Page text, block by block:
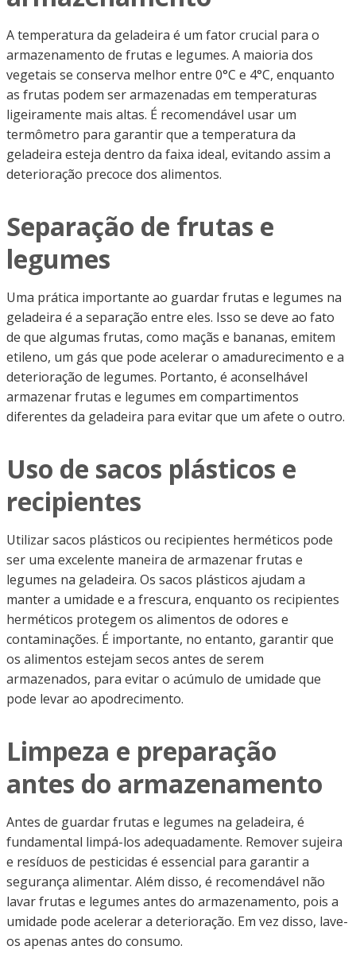
A temperatura da geladeira é um fator crucial para o
armazenamento de frutas e legumes. A maioria dos
vegetais se conserva melhor entre 0°C e 4°C, enquanto
as frutas podem ser armazenadas em temperaturas
ligeiramente mais altas. É recomendável usar um
termômetro para garantir que a temperatura da
geladeira esteja dentro da faixa ideal, evitando assim a
deterioração precoce dos alimentos.
Separação de frutas e
legumes
Uma prática importante ao guardar frutas e legumes na
geladeira é a separação entre eles. Isso se deve ao fato
de que algumas frutas, como maçãs e bananas, emitem
etileno, um gás que pode acelerar o amadurecimento e a
deterioração de legumes. Portanto, é aconselhável
armazenar frutas e legumes em compartimentos
diferentes da geladeira para evitar que um afete o outro.
Uso de sacos plásticos e
recipientes
Utilizar sacos plásticos ou recipientes herméticos pode
ser uma excelente maneira de armazenar frutas e
legumes na geladeira. Os sacos plásticos ajudam a
manter a umidade e a frescura, enquanto os recipientes
herméticos protegem os alimentos de odores e
contaminações. É importante, no entanto, garantir que
os alimentos estejam secos antes de serem
armazenados, para evitar o acúmulo de umidade que
pode levar ao apodrecimento.
Limpeza e preparação
antes do armazenamento
Antes de guardar frutas e legumes na geladeira, é
fundamental limpá-los adequadamente. Remover sujeira
e resíduos de pesticidas é essencial para garantir a
segurança alimentar. Além disso, é recomendável não
lavar frutas e legumes antes do armazenamento, pois a
umidade pode acelerar a deterioração. Em vez disso, lave-
os apenas antes do consumo.